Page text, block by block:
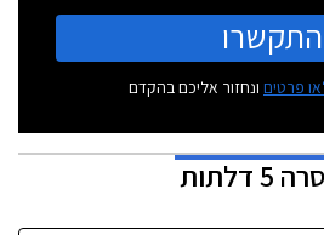
התקשרו
פרטים ונחזור אליכם בהקדם